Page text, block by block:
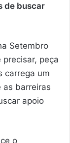
de buscar
Setembro
precisar, peça
carrega um
as barreiras
apoio
o